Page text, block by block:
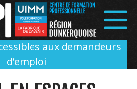
aux demandeurs
d’emploi